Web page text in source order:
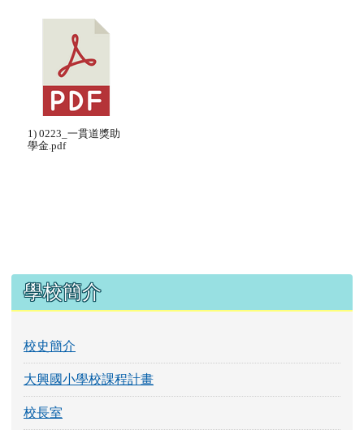
1) 0223_一貫道獎助
學金.pdf
左邊區域內容
學校簡介
校史簡介
大興國小學校課程計畫
校長室